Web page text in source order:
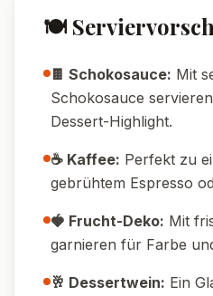
🍽️
🍫 Schokosauce: Mit
Schokosauce
Dessert-Highlight.
☕ Kaffee: Perfekt zu
gebrühtem Espresso
🍓 Frucht-Deko: Mit
garnieren für Farbe
🥂 Dessertwein: Ein